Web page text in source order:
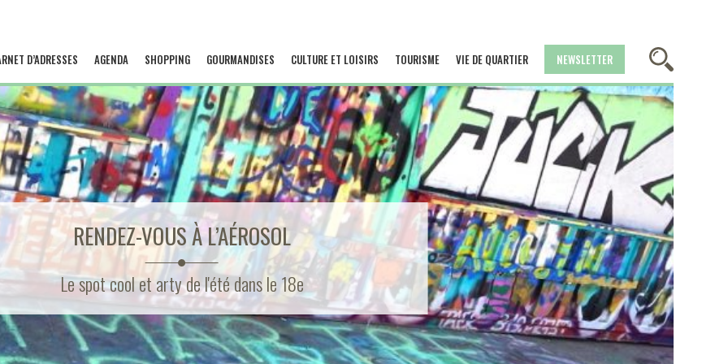
D’ADRESSES AGENDA SHOPPING GOURMANDISES CULTURE ET LOISIRS TOURISME VIE DE QUARTIER NEWSLETTER
RENDEZ-VOUS À L’AÉROSOL
Le spot cool et arty de l'été dans le 18e